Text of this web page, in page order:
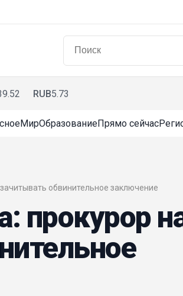
RUB5.73
МирОбразованиеПрямо сейчас
обвинительное заключение
прокурор